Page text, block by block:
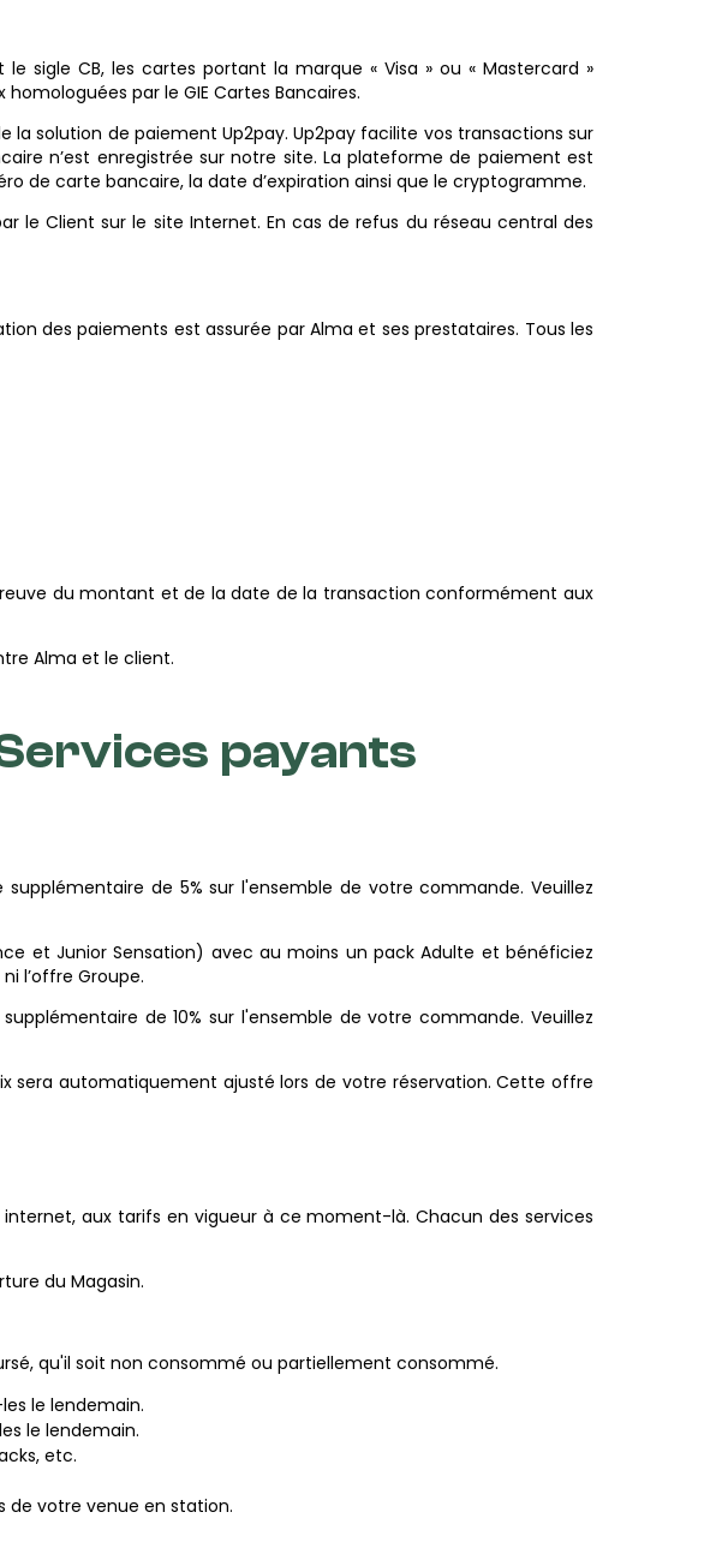
sigle CB, les cartes portant la marque « Visa » ou « Mastercard »
par le GIE Cartes Bancaires.
la solution de paiement Up2pay. Up2pay facilite vos transactions sur
n’est enregistrée sur notre site. La plateforme de paiement est
de carte bancaire, la date d’expiration ainsi que le cryptogramme.
le Client sur le site Internet. En cas de refus du réseau central des
des paiements est assurée par Alma et ses prestataires. Tous les
du montant et de la date de la transaction conformément aux
Alma et le client.
payants
de 5% sur l'ensemble de votre commande. Veuillez
et Junior Sensation) avec au moins un pack Adulte et bénéficiez
l’offre Groupe.
de 10% sur l'ensemble de votre commande. Veuillez
sera automatiquement ajusté lors de votre réservation. Cette offre
aux tarifs en vigueur à ce moment-là. Chacun des services
du Magasin.
qu'il soit non consommé ou partiellement consommé.
le lendemain.
le lendemain.
etc.
de votre venue en station.